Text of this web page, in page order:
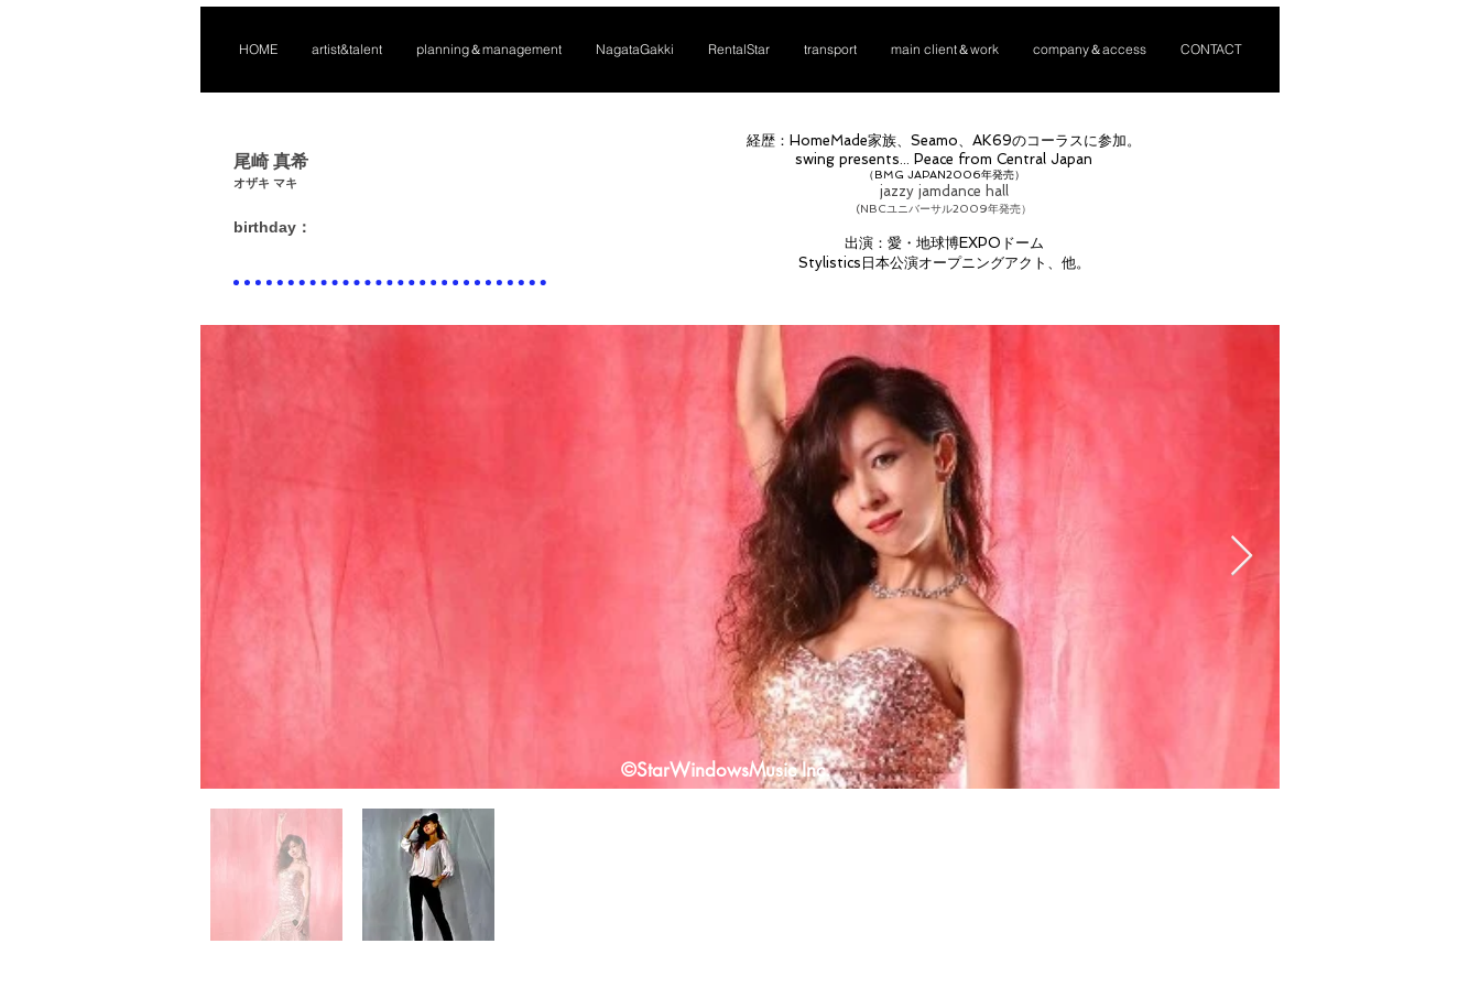
HOME artist&talent planning＆management NagataGakki RentalStar transport main client＆work company＆access CONTACT
尾崎 真希
​オザキ マキ
​birthday：
経歴：HomeMade家族、Seamo、 AK69のコーラスに参加。
swing presents... Peace from Central Japan
（BMG JAPAN2006年発売）
jazzy jamdance hall
(NBCユニバーサル2009年発売）
​出演：愛・地球博EXPOドーム
Stylistics日本公演オープニングアクト、他。
​©StarWindowsMusic Inc.